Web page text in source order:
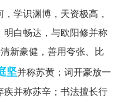
学识渊博，天资极高，
白畅达，与欧阳修并称
新豪健，善用夸张、比
坚并称苏黄；词开豪放一
并称苏辛；书法擅长行